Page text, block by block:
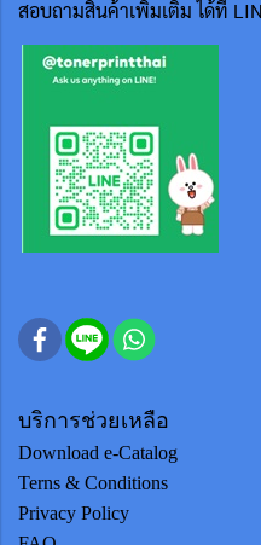
สอบถามสินค้าเพิ่มเติม ได้ที่
บริการช่วยเหลือ
Download e-Catalog
Terns & Conditions
Privacy Policy